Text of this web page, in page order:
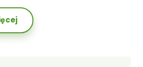
Jedna czwarta dzieci doświadcza
rozpadu rodziny. Jedno
mieszka z samotnym